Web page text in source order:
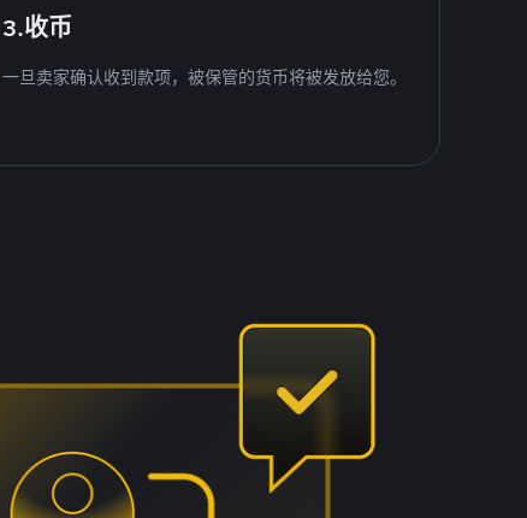
3.收币
一旦卖家确认收到款项，被保管的货币将被发放给您。